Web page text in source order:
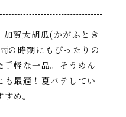
賀太胡瓜(かがふとき
の時期にもぴったりの
軽な一品。そうめん
最適！夏バテしてい
め。